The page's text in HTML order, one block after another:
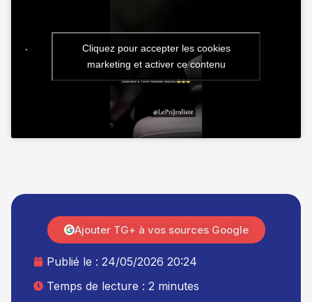
Cliquez pour accepter les cookies
marketing et activer ce contenu
Publié le : 24/05/2026 20:24
Temps de lecture : 2 minutes
Ajouter TG+ à vos sources Google